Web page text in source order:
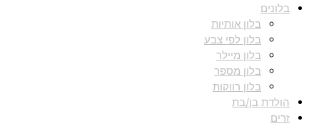
בלונים
בלון אותיות
בלון לפי צבע
בלון מיילר
בלון מספר
בלון רווקות
הולדת בן/בת
זרים